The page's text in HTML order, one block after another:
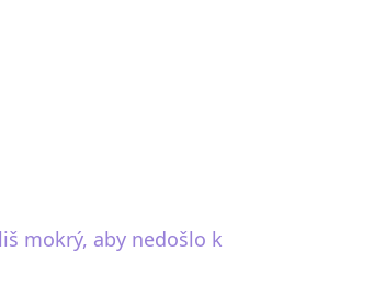
mokrý, aby nedošlo k